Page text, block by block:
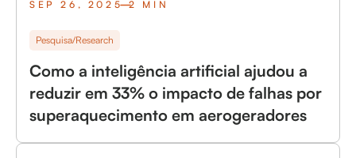
SEP 26, 2025 2 MIN
Pesquisa/Research
Como a inteligência artificial ajudou a
reduzir em 33% o impacto de falhas por
superaquecimento em aerogeradores